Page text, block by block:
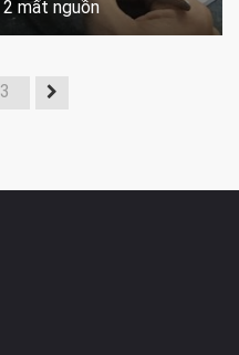
mất nguồn